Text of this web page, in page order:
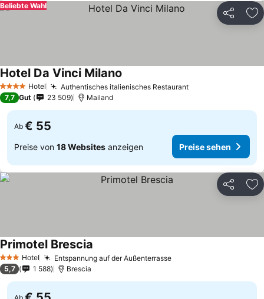
Teilen
Beliebte Wahl
4 Sterne Hotel Authentisches italienisches Restaurant
Hotel Da Vinci Milano
7,7 Gut 23 509 Mailand
Ab € 55
Preise von 18 Websites anzeigen Preise sehen
Teilen
3 SterneHotel Entspannung auf der Außenterrasse
Primotel Brescia
5,7 1 588 Brescia
Ab